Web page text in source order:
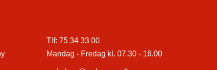
Tlf: 75 34 33 00
Mandag - Fredag kl. 07.30 - 16.00